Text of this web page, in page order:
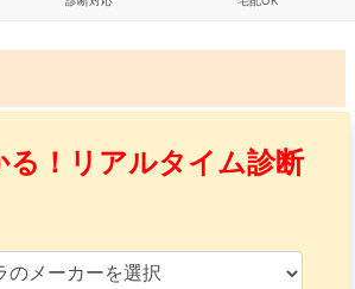
る！リアルタイム診断